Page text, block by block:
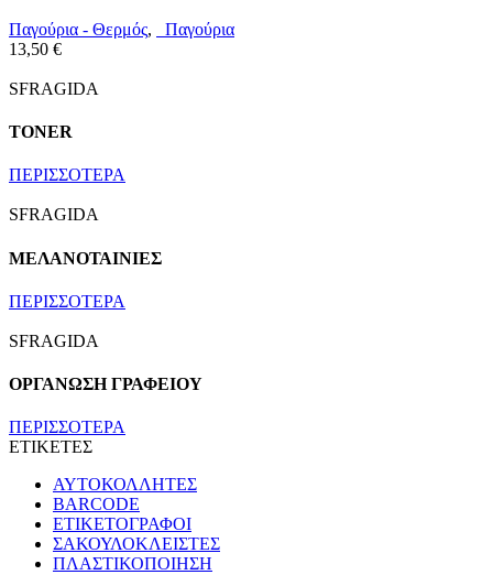
Παγούρια - Θερμός,
Παγούρια
13,50 €
SFRAGIDA
TONER
ΠΕΡΙΣΣΟΤΕΡΑ
SFRAGIDA
ΜΕΛΑΝΟΤΑΙΝΙΕΣ
ΠΕΡΙΣΣΟΤΕΡΑ
SFRAGIDA
ΟΡΓΑΝΩΣΗ ΓΡΑΦΕΙΟΥ
ΠΕΡΙΣΣΟΤΕΡΑ
ΕΤΙΚΕΤΕΣ
ΑΥΤΟΚΟΛΛΗΤΕΣ
BARCODE
ΕΤΙΚΕΤΟΓΡΑΦΟΙ
ΣΑΚΟΥΛΟΚΛΕΙΣΤΕΣ
ΠΛΑΣΤΙΚΟΠΟΙΗΣΗ